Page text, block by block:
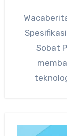
Sobat